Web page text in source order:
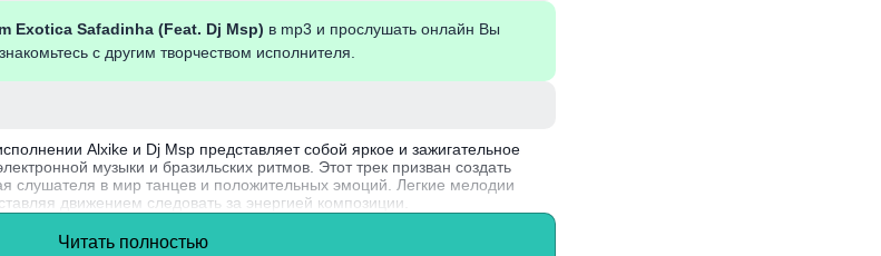
Exotica Safadinha (Feat. Dj Msp) в mp3 и прослушать онлайн Вы
с другим творчеством исполнителя.
Alxike и Dj Msp представляет собой яркое и зажигательное
музыки и бразильских ритмов. Этот трек призван создать
слушателя в мир танцев и положительных эмоций. Легкие мелодии
движением следовать за энергией композиции.
своим уникальным музыкальным решениям и работам в
Читать полностью